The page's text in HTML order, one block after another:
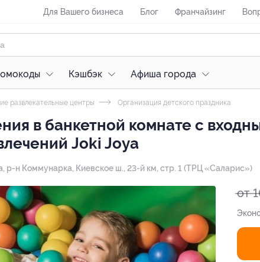
Для Вашего бизнеса Блог Франчайзинг
Кэшбэк Афиша города
развлекательные центры Организация детского праздника
в банкетной комнате с
Joki Joya
р-н Коммунарка, Киевское ш., 23-й км, стр. 1 (ТРЦ «Саларис»)
от